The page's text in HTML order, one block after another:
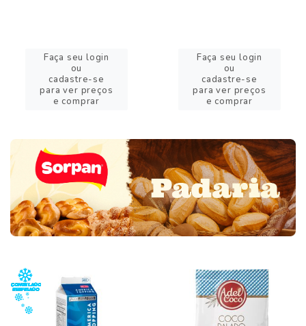
Faça seu login
ou
cadastre-se
para ver preços
e comprar
Faça seu login
ou
cadastre-se
para ver preços
e comprar